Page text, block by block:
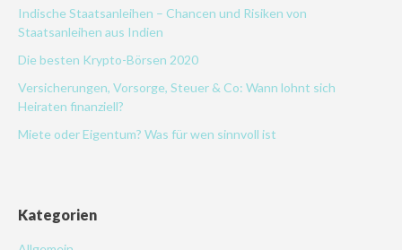
Indische Staatsanleihen – Chancen und Risiken von
Staatsanleihen aus Indien
Die besten Krypto-Börsen 2020
Versicherungen, Vorsorge, Steuer & Co: Wann lohnt sich
Heiraten finanziell?
Miete oder Eigentum? Was für wen sinnvoll ist
Kategorien